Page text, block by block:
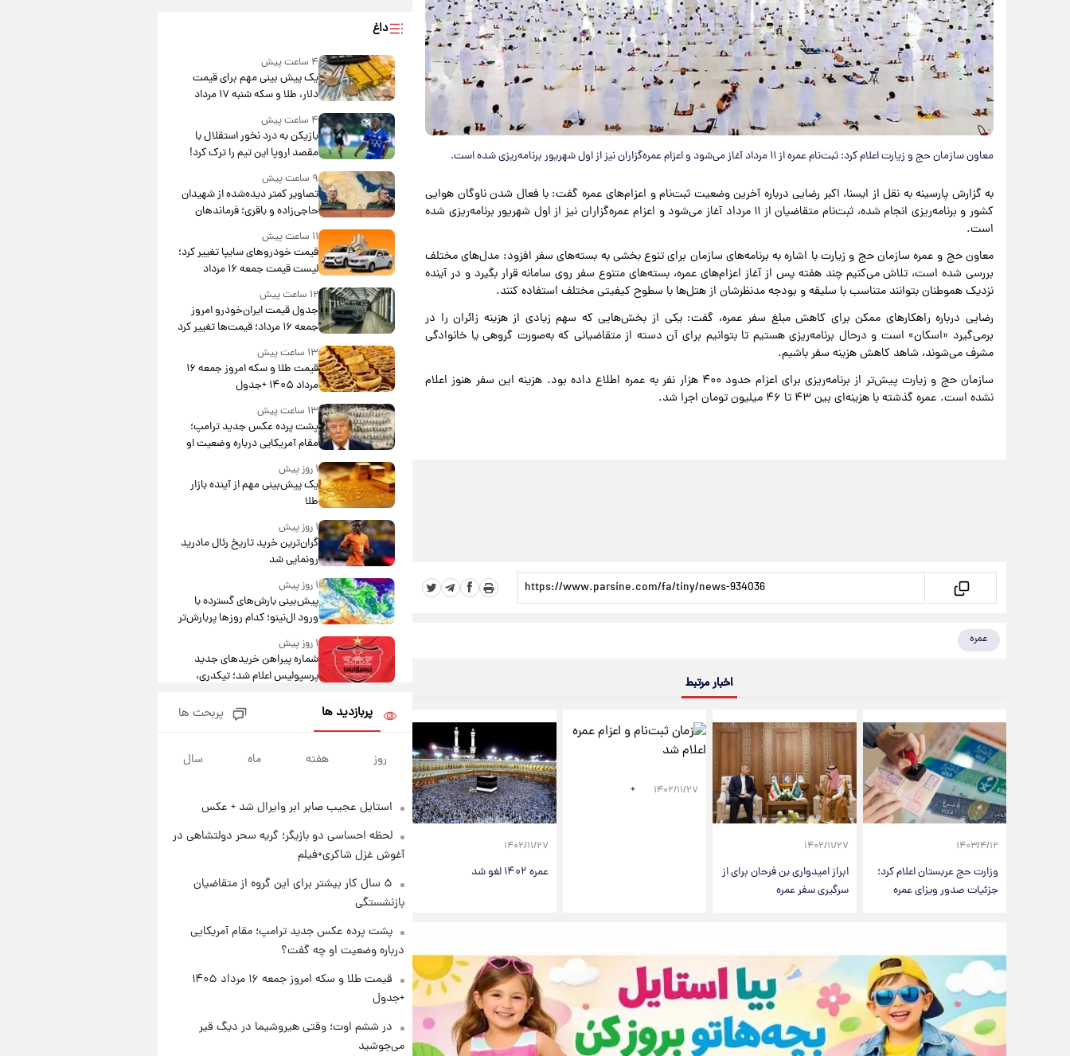
معاون سازمان حج و زیارت اعلام کرد: ثبت‌نام عمره از ۱۱ مرداد آغاز می‌شود و اعزام عمره‌گزاران نیز از اول شهریور برنامه‌ریزی شده است.
به گزارش پارسینه به نقل از ایسنا، اکبر رضایی درباره آخرین وضعیت ثبت‌نام و اعزام‌های عمره گفت: با فعال شدن ناوگان هوایی
کشور و برنامه‌ریزی انجام شده، ثبت‌نام متقاضیان از ۱۱ مرداد آغاز می‌شود و اعزام عمره‌گزاران نیز از اول شهریور برنامه‌ریزی شده
است.
معاون حج و عمره سازمان حج و زیارت با اشاره به برنامه‌های سازمان برای تنوع بخشی به بسته‌های سفر افزود: مدل‌های مختلف
بررسی شده است، تلاش می‌کنیم چند هفته پس از آغاز اعزام‌های عمره، بسته‌های متنوع سفر روی سامانه قرار بگیرد و در آینده
نزدیک هموطنان بتوانند متناسب با سلیقه و بودجه مدنظرشان از هتل‌ها با سطوح کیفیتی مختلف استفاده کنند.
رضایی درباره راهکارهای ممکن برای کاهش مبلغ سفر عمره، گفت: یکی از بخش‌هایی که سهم زیادی از هزینه زائران را در
برمی‌گیرد «اسکان» است و درحال برنامه‌ریزی هستیم تا بتوانیم برای آن دسته از متقاضیانی که به‌صورت گروهی یا خانوادگی
مشرف می‌شوند، شاهد کاهش هزینه سفر باشیم.
سازمان حج و زیارت پیش‌تر از برنامه‌ریزی برای اعزام حدود ۴۰۰ هزار نفر به عمره اطلاع داده بود. هزینه این سفر هنوز اعلام
نشده است. عمره گذشته با هزینه‌ای بین ۴۳ تا ۴۶ میلیون تومان اجرا شد.
عمره
اخبار مرتبط
۱۴۰۳/۴/۱۲
وزارت حج عربستان اعلام کرد؛
جزئیات صدور ویزای عمره
۱۴۰۲/۱۱/۲۷
ابراز امیدواری بن فرحان برای از
سرگیری سفر عمره
۱۴۰۲/۱۱/۲۷ +
۱۴۰۲/۱۱/۲۷
عمره ۱۴۰۲ لغو شد
داغ
۴ ساعت پیش
یک پیش ‌بینی مهم برای قیمت
دلار، طلا و سکه شنبه ۱۷ مرداد
۱۴۰۵
۴ ساعت پیش
بازیکن به درد نخور استقلال با
مقصد اروپا این تیم را ترک کرد!
۹ ساعت پیش
تصاویر کمتر دیده‌شده از شهیدان
حاجی‌زاده و باقری؛ فرماندهان
شهید هوافضای ایران
۱۱ ساعت پیش
قیمت خودروهای سایپا تغییر کرد؛
لیست قیمت جمعه ۱۶ مرداد
منتشر شد
۱۲ ساعت پیش
جدول قیمت ایران‌خودرو امروز
جمعه ۱۶ مرداد؛ قیمت‌ها تغییر کرد
۱۳ ساعت پیش
قیمت طلا و سکه امروز جمعه ۱۶
مرداد ۱۴۰۵ +جدول
۱۳ ساعت پیش
پشت پرده عکس جدید ترامپ؛
مقام آمریکایی درباره وضعیت او
چه گفت؟
۱ روز پیش
یک پیش‌بینی مهم از آینده بازار
طلا
۱ روز پیش
گران‌ترین خرید تاریخ رئال مادرید
رونمایی شد
۱ روز پیش
پیش‌بینی بارش‌های گسترده با
ورود ال‌نینو؛ کدام روزها پربارش‌تر
خواهند بود؟
۱ روز پیش
شماره پیراهن خریدهای جدید
پرسپولیس اعلام شد؛ تیکدری،
جزئیات فعال‌سازی «کیف پول
ایران» اعلام شد+فیلم
۱ روز پیش
۱۵ مرداد ۱۴۰۵ +جدول
قیمت طلا و سکه امروز پنجشنبه
۱۵ مرداد ۱۴۰۵
شارژ جدید کالابرگ برای سه
پربازدید ها پربحث ها
روز هفته ماه سال
استایل عجیب صابر ابر وایرال شد + عکس
لحظه احساسی دو بازیگر؛ گریه سحر دولتشاهی در
آغوش غزل شاکری+فیلم
۵ سال کار بیشتر برای این گروه از متقاضیان
بازنشستگی
پشت پرده عکس جدید ترامپ؛ مقام آمریکایی
درباره وضعیت او چه گفت؟
قیمت طلا و سکه امروز جمعه ۱۶ مرداد ۱۴۰۵
+جدول
در ششم اوت؛ وقتی هیروشیما در دیگ قیر
می‌جوشید